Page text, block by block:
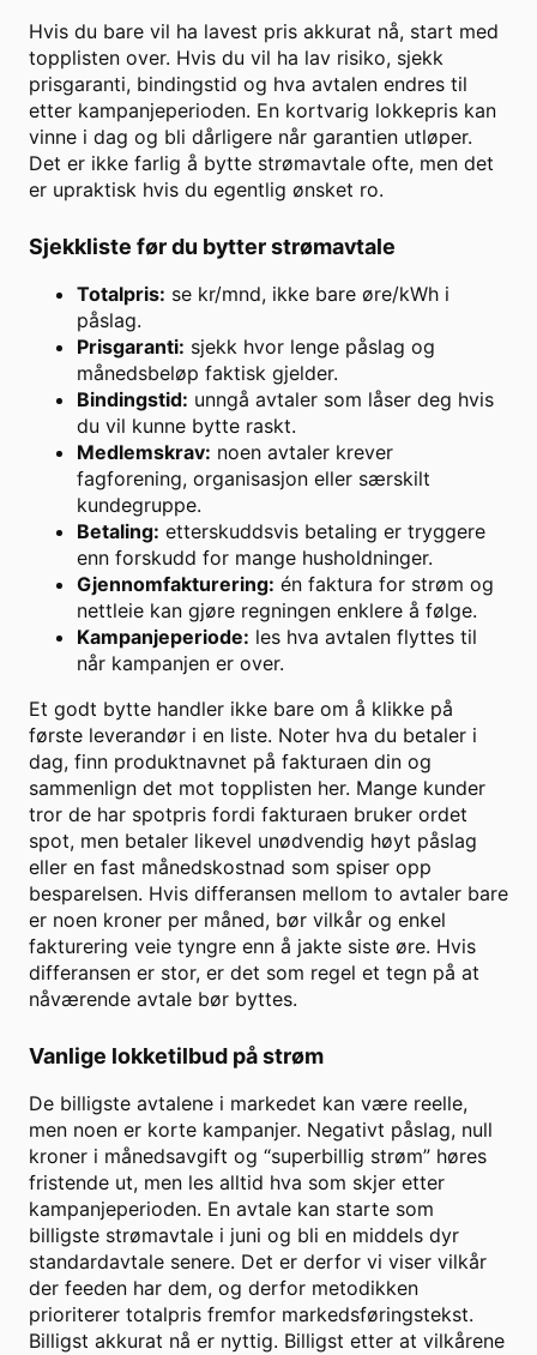
Hvis du bare vil ha lavest pris akkurat nå, start med
topplisten over. Hvis du vil ha lav risiko, sjekk
prisgaranti, bindingstid og hva avtalen endres til
etter kampanjeperioden. En kortvarig lokkepris kan
vinne i dag og bli dårligere når garantien utløper.
Det er ikke farlig å bytte strømavtale ofte, men det
er upraktisk hvis du egentlig ønsket ro.
Sjekkliste før du bytter strømavtale
Totalpris: se kr/mnd, ikke bare øre/kWh i
påslag.
Prisgaranti: sjekk hvor lenge påslag og
månedsbeløp faktisk gjelder.
Bindingstid: unngå avtaler som låser deg hvis
du vil kunne bytte raskt.
Medlemskrav: noen avtaler krever
fagforening, organisasjon eller særskilt
kundegruppe.
Betaling: etterskuddsvis betaling er tryggere
enn forskudd for mange husholdninger.
Gjennomfakturering: én faktura for strøm og
nettleie kan gjøre regningen enklere å følge.
Kampanjeperiode: les hva avtalen flyttes til
når kampanjen er over.
Et godt bytte handler ikke bare om å klikke på
første leverandør i en liste. Noter hva du betaler i
dag, finn produktnavnet på fakturaen din og
sammenlign det mot topplisten her. Mange kunder
tror de har spotpris fordi fakturaen bruker ordet
spot, men betaler likevel unødvendig høyt påslag
eller en fast månedskostnad som spiser opp
besparelsen. Hvis differansen mellom to avtaler bare
er noen kroner per måned, bør vilkår og enkel
fakturering veie tyngre enn å jakte siste øre. Hvis
differansen er stor, er det som regel et tegn på at
nåværende avtale bør byttes.
Vanlige lokketilbud på strøm
De billigste avtalene i markedet kan være reelle,
men noen er korte kampanjer. Negativt påslag, null
kroner i månedsavgift og “superbillig strøm” høres
fristende ut, men les alltid hva som skjer etter
kampanjeperioden. En avtale kan starte som
billigste strømavtale i juni og bli en middels dyr
standardavtale senere. Det er derfor vi viser vilkår
der feeden har dem, og derfor metodikken
prioriterer totalpris fremfor markedsføringstekst.
Billigst akkurat nå er nyttig. Billigst etter at vilkårene